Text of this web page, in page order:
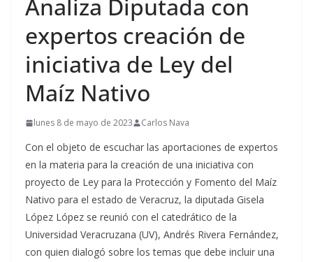
Analiza Diputada con
expertos creación de
iniciativa de Ley del
Maíz Nativo
lunes 8 de mayo de 2023 Carlos Nava
Con el objeto de escuchar las aportaciones de expertos
en la materia para la creación de una iniciativa con
proyecto de Ley para la Protección y Fomento del Maíz
Nativo para el estado de Veracruz, la diputada Gisela
López López se reunió con el catedrático de la
Universidad Veracruzana (UV), Andrés Rivera Fernández,
con quien dialogó sobre los temas que debe incluir una